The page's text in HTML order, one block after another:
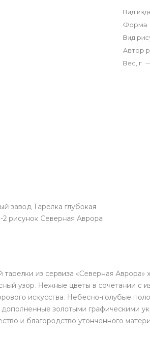
завод Тарелка глубокая
рисунок Северная Аврора
Вид
Форма
Вид
Автор
Вес, г
из сервиза «Северная
узор. Нежные цветы в сочетании с
искусства. Небесно-голубые
золотыми графическими
и благородство утонченного